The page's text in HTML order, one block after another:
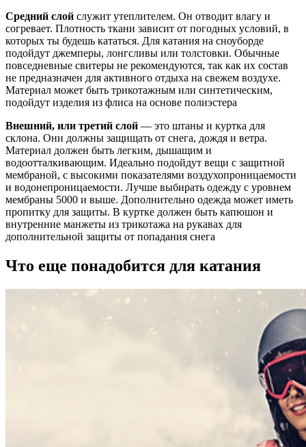
Средний слой служит утеплителем. Он отводит влагу и
согревает. Плотность ткани зависит от погодных условий, в
которых ты будешь кататься. Для катания на сноуборде
подойдут джемперы, лонгсливы или толстовки. Обычные
повседневные свитеры не рекомендуются, так как их состав
не предназначен для активного отдыха на свежем воздухе.
Материал может быть трикотажным или синтетическим,
подойдут изделия из флиса на основе полиэстера
Внешний, или третий слой — это штаны и куртка для
склона. Они должны защищать от снега, дождя и ветра.
Материал должен быть легким, дышащим и
водоотталкивающим. Идеально подойдут вещи с защитной
мембраной, с высокими показателями воздухопроницаемости
и водонепроницаемости. Лучше выбирать одежду с уровнем
мембраны 5000 и выше. Дополнительно одежда может иметь
пропитку для защиты. В куртке должен быть капюшон и
внутренние манжеты из трикотажа на рукавах для
дополнительной защиты от попадания снега
Что еще понадобится для катания